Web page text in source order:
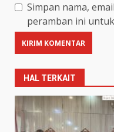
Simpan nama,
peramban ini
HAL TERKAIT